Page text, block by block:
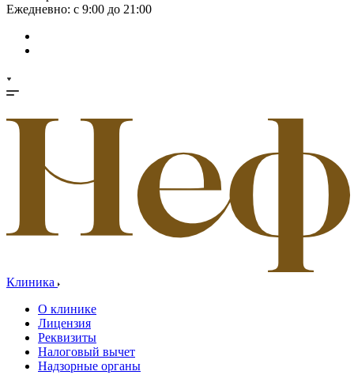
Ежедневно: с 9:00 до 21:00
Клиника
О клинике
Лицензия
Реквизиты
Налоговый вычет
Надзорные органы